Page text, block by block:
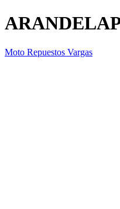
Moto Repuestos Vargas